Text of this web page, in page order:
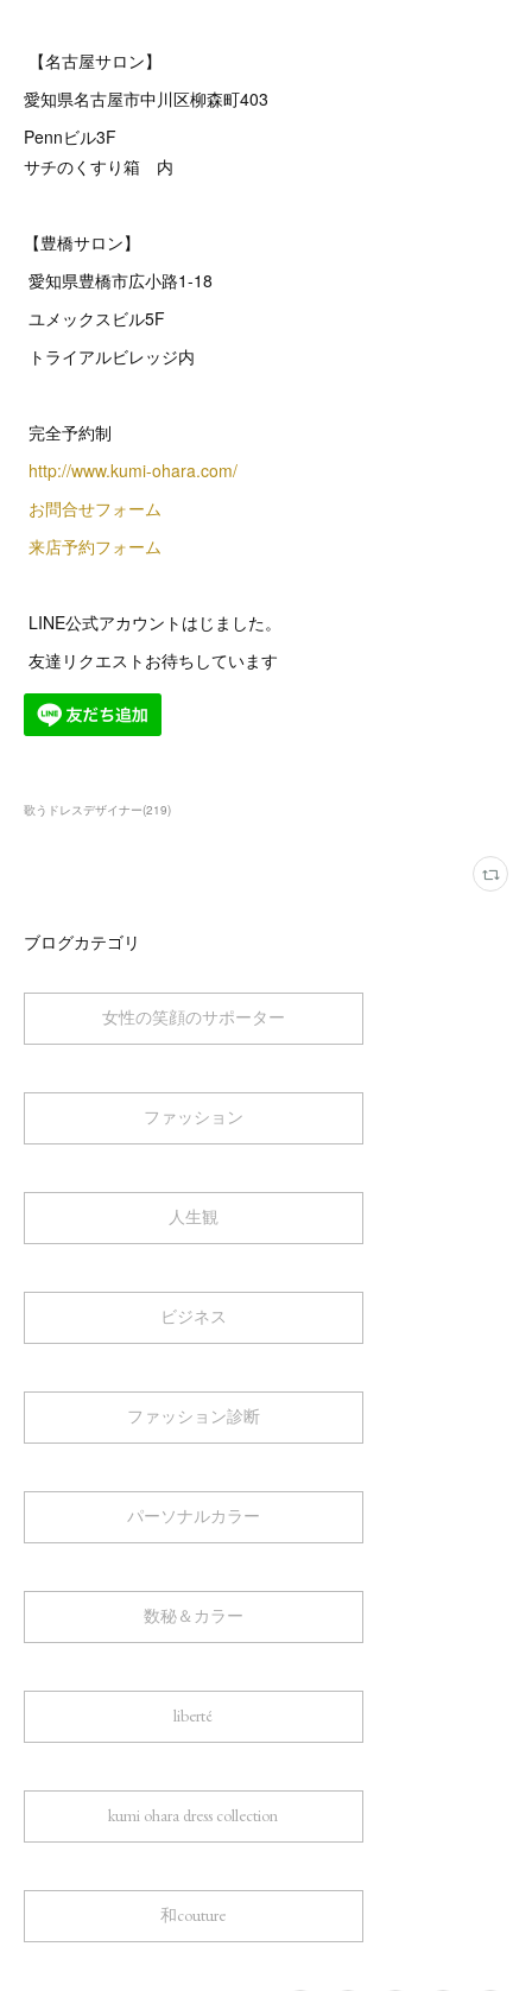
【名古屋サロン】
愛知県名古屋市中川区柳森町403
Pennビル3F
サチのくすり箱 内
【豊橋サロン】
愛知県豊橋市広小路1-18
ユメックスビル5F
トライアルビレッジ内
完全予約制
http://www.kumi-ohara.com/
お問合せフォーム
来店予約フォーム
LINE公式アカウントはじました。
友達リクエストお待ちしています
歌うドレスデザイナー(219)
ブログカテゴリ
女性の笑顔のサポーター
ファッション
人生観
ビジネス
ファッション診断
パーソナルカラー
数秘＆カラー
liberté
kumi ohara dress collection
和couture